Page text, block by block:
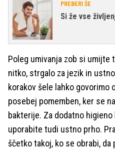
PREBERI ŠE
Si že vse
Poleg umivanja zob si umijte
nitko, strgalo za jezik in
korakov šele lahko govorimo
posebej pomemben, ker se
bakterije. Za dodatno
uporabite tudi ustno prho.
ščetko takoj, ko se obrabi,